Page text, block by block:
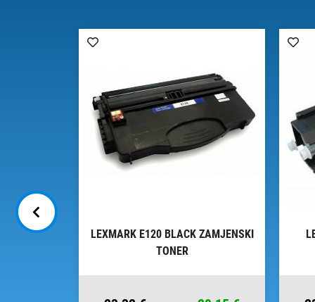
BLACK
LEXMARK E120 BLACK ZAMJENSKI
TONER